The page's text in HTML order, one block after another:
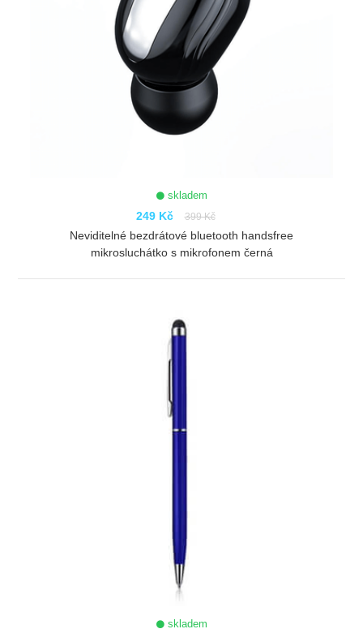
skladem
249 Kč 399 Kč
Neviditelné bezdrátové bluetooth handsfree
mikrosluchátko s mikrofonem černá
skladem